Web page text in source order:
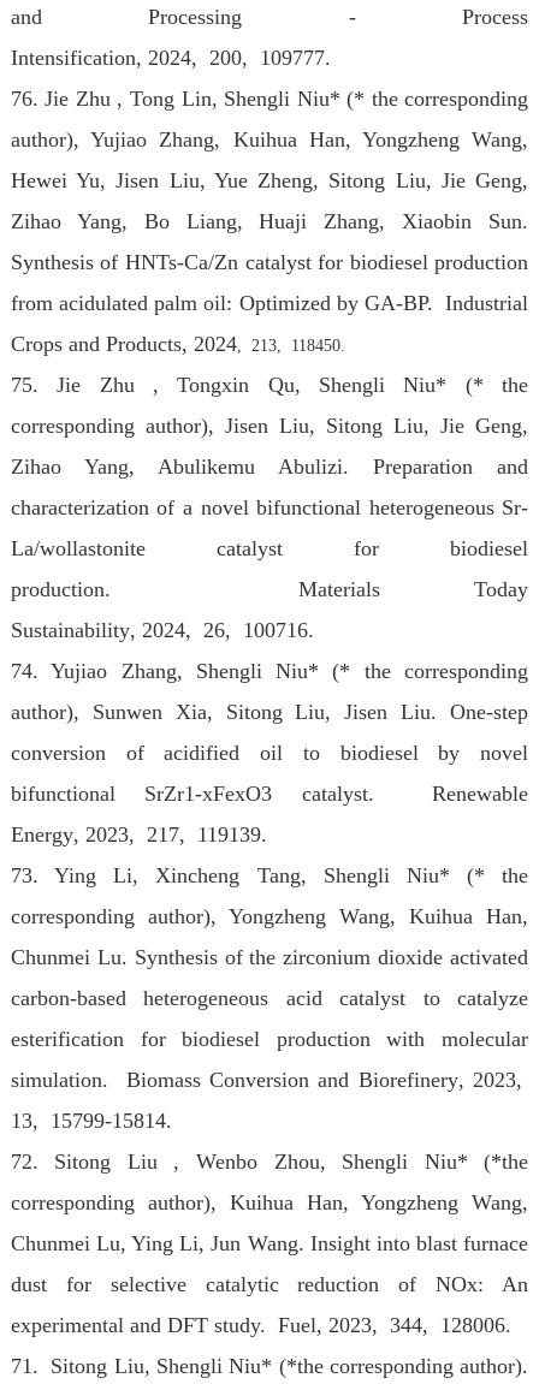
and Processing - Process
Intensification, 2024, 200, 109777.
76. Jie Zhu , Tong Lin, Shengli Niu* (* the corresponding
author), Yujiao Zhang, Kuihua Han, Yongzheng Wang,
Hewei Yu, Jisen Liu, Yue Zheng, Sitong Liu, Jie Geng,
Zihao Yang, Bo Liang, Huaji Zhang, Xiaobin Sun.
Synthesis of HNTs-Ca/Zn catalyst for biodiesel production
from acidulated palm oil: Optimized by GA-BP. Industrial
Crops and Products, 2024, 213, 118450.
75. Jie Zhu , Tongxin Qu, Shengli Niu* (* the
corresponding author), Jisen Liu, Sitong Liu, Jie Geng,
Zihao Yang, Abulikemu Abulizi. Preparation and
characterization of a novel bifunctional heterogeneous Sr-
La/wollastonite catalyst for biodiesel
production. Materials Today
Sustainability, 2024, 26, 100716.
74. Yujiao Zhang, Shengli Niu* (* the corresponding
author), Sunwen Xia, Sitong Liu, Jisen Liu. One-step
conversion of acidified oil to biodiesel by novel
bifunctional SrZr1-xFexO3 catalyst. Renewable
Energy, 2023, 217, 119139.
73. Ying Li, Xincheng Tang, Shengli Niu* (* the
corresponding author), Yongzheng Wang, Kuihua Han,
Chunmei Lu. Synthesis of the zirconium dioxide activated
carbon-based heterogeneous acid catalyst to catalyze
esterification for biodiesel production with molecular
simulation. Biomass Conversion and Biorefinery, 2023,
13, 15799-15814.
72. Sitong Liu , Wenbo Zhou, Shengli Niu* (*the
corresponding author), Kuihua Han, Yongzheng Wang,
Chunmei Lu, Ying Li, Jun Wang. Insight into blast furnace
dust for selective catalytic reduction of NOx: An
experimental and DFT study. Fuel, 2023, 344, 128006.
71. Sitong Liu, Shengli Niu* (*the corresponding author).